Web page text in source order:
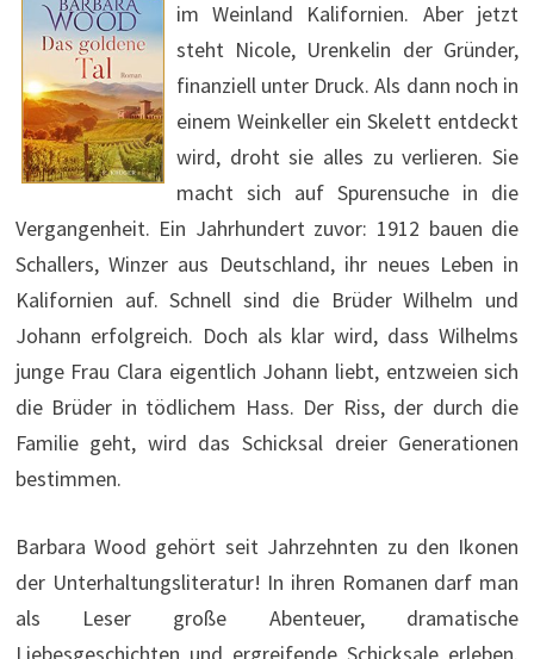
im Weinland Kalifornien. Aber jetzt
steht Nicole, Urenkelin der Gründer,
finanziell unter Druck. Als dann noch in
einem Weinkeller ein Skelett entdeckt
wird, droht sie alles zu verlieren. Sie
macht sich auf Spurensuche in die
Vergangenheit. Ein Jahrhundert zuvor: 1912 bauen die
Schallers, Winzer aus Deutschland, ihr neues Leben in
Kalifornien auf. Schnell sind die Brüder Wilhelm und
Johann erfolgreich. Doch als klar wird, dass Wilhelms
junge Frau Clara eigentlich Johann liebt, entzweien sich
die Brüder in tödlichem Hass. Der Riss, der durch die
Familie geht, wird das Schicksal dreier Generationen
bestimmen.
Barbara Wood gehört seit Jahrzehnten zu den Ikonen
der Unterhaltungsliteratur! In ihren Romanen darf man
als Leser große Abenteuer, dramatische
Liebesgeschichten und ergreifende Schicksale erleben.